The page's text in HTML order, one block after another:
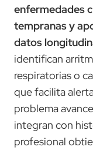
enfermedades
tempranas y
datos
identifican
respiratorias o
que facilita
problema
integran con
profesional